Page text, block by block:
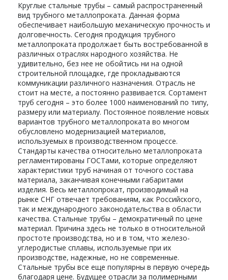
Круглые стальные трубы – самый распространенный
вид трубного металлопроката. Данная форма
обеспечивает наибольшую механическую прочность и
долговечность. Сегодня продукция трубного
металлопроката продолжает быть востребованной в
различных отраслях народного хозяйства. Не
удивительно, без нее не обойтись ни на одной
строительной площадке, где прокладываются
коммуникации различного назначения. Отрасль не
стоит на месте, а постоянно развивается. Сортамент
труб сегодня – это более 1000 наименований по типу,
размеру или материалу. Постоянное появление новых
вариантов трубного металлопроката во многом
обусловлено модернизацией материалов,
используемых в производственном процессе.
Стандарты качества относительно металлопроката
регламентированы ГОСТами, которые определяют
характеристики труб начиная от точного состава
материала, заканчивая конечными габаритами
изделия. Весь металлопрокат, производимый на
рынке СНГ отвечает требованиям, как Российского,
так и международного законодательства в области
качества. Стальные трубы – демократичный по цене
материал. Причина здесь не только в относительной
простоте производства, но и в том, что железо-
углеродистые сплавы, используемые при их
производстве, надежные, но не современные.
Стальные трубы все еще популярны в первую очередь
благодаря цене. Будущее отрасли за полимерными